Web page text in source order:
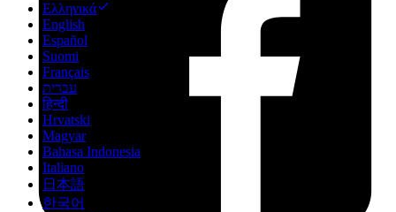
Ελληνικά
English
Español
Suomi
Français
עברית
हिन्दी
Hrvatski
Magyar
Bahasa Indonesia
Italiano
日本語
한국어